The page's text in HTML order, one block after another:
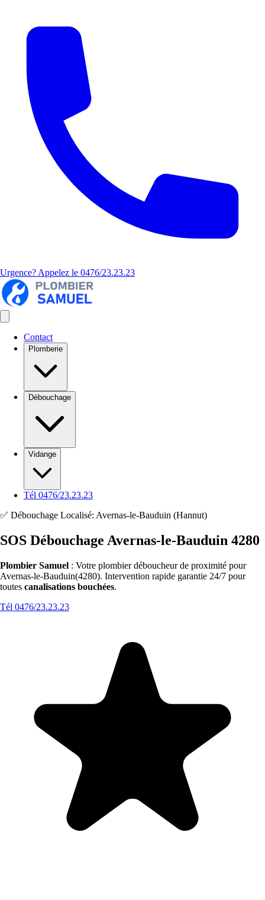
Urgence? Appelez le 0476/23.23.23
Contact
Plomberie
Débouchage
Vidange
Tél 0476/23.23.23
✅ Débouchage Localisé: Avernas-le-Bauduin (Hannut)
SOS Débouchage Avernas-le-Bauduin 4280
Plombier Samuel : Votre plombier déboucheur de proximité pour
Avernas-le-Bauduin(4280). Intervention rapide garantie 24/7 pour
toutes canalisations bouchées.
Tél 0476/23.23.23